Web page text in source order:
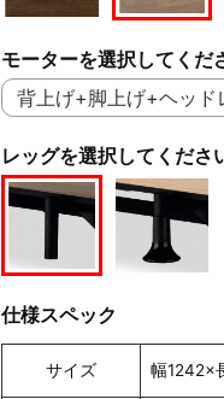
モーターを選択してくだ
レッグを選択してくださ
仕様スペック
サイズ 幅1242×